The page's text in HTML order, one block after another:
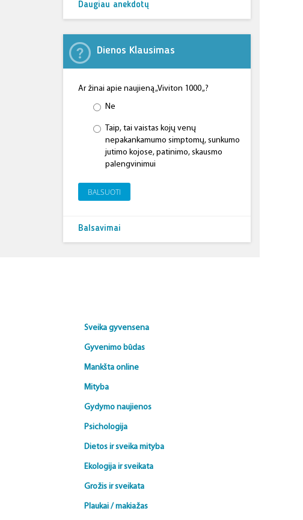
Daugiau anekdotų
Dienos Klausimas
Ar žinai apie naujieną „Viviton 1000 „?
Ne
Taip, tai vaistas kojų venų
nepakankamumo simptomų, sunkumo
jutimo kojose, patinimo, skausmo
palengvinimui
BALSUOTI
Balsavimai
Sveika gyvensena
Gyvenimo būdas
Mankšta online
Mityba
Gydymo naujienos
Psichologija
Dietos ir sveika mityba
Ekologija ir sveikata
Grožis ir sveikata
Plaukai / makiažas